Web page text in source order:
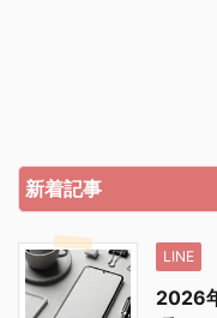
新着記事
LINE
2026